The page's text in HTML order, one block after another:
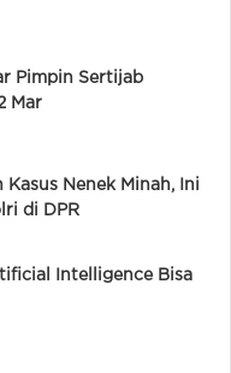
Pimpin Sertijab
Mar
Kasus Nenek Minah, Ini
di DPR
Intelligence Bisa